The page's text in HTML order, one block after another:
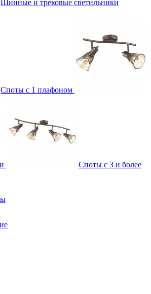
Шинные и трековые светильники
Споты с 1 плафоном
Споты с 3 и более